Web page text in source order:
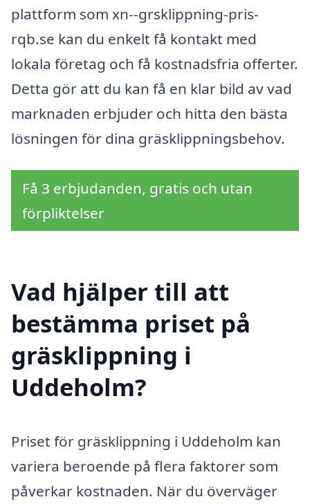
plattform som xn--grsklippning-pris-
rqb.se kan du enkelt få kontakt med
lokala företag och få kostnadsfria offerter.
Detta gör att du kan få en klar bild av vad
marknaden erbjuder och hitta den bästa
lösningen för dina gräsklippningsbehov.
Få 3 erbjudanden, gratis och utan
förpliktelser
Vad hjälper till att
bestämma priset på
gräsklippning i
Uddeholm?
Priset för gräsklippning i Uddeholm kan
variera beroende på flera faktorer som
påverkar kostnaden. När du överväger